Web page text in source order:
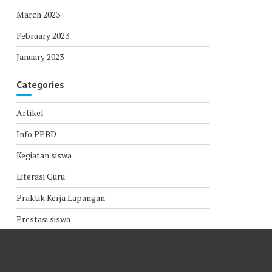
March 2023
February 2023
January 2023
Categories
Artikel
Info PPBD
Kegiatan siswa
Literasi Guru
Praktik Kerja Lapangan
Prestasi siswa